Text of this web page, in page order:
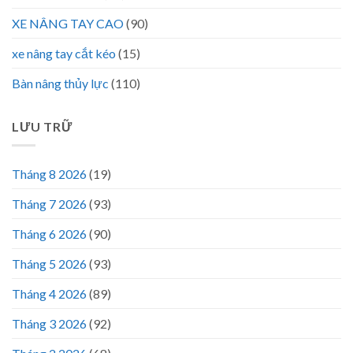
XE NÂNG TAY CAO(90)
xe nâng tay cắt kéo (15)
Bàn nâng thủy lực (110)
LƯU TRỮ
Tháng 8 2026(19)
Tháng 7 2026(93)
Tháng 6 2026(90)
Tháng 5 2026(93)
Tháng 4 2026(89)
Tháng 3 2026(92)